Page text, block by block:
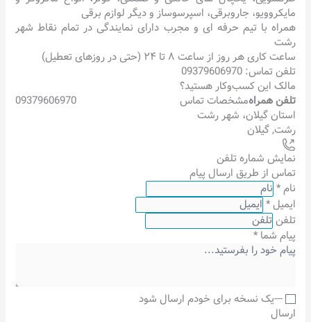
مایکروویو، جاروبرقی، اسپرسوساز و دیگر لوازم برقی
همراه با تیم حرفه ای و مجرب دارای نمایندگی در تمام نقاط شهر
رشت
ساعت کاری هر روز از ساعت ۸ تا ۲۴ (حتی در روزهای تعطیل)
تلفن تماس: 09379606970
مالک این کسب‌وکار هستید؟
تلفن همراه
09379606970
مشخصات تماس
استان گیلان، شهر رشت
رشت,گیلان
نمایش شماره تلفن
تماس از طریق ارسال پیام
نام*
ایمیل*
تلفن
پیام شما*
---یک نسخه برای خودم ارسال شود
ارسال